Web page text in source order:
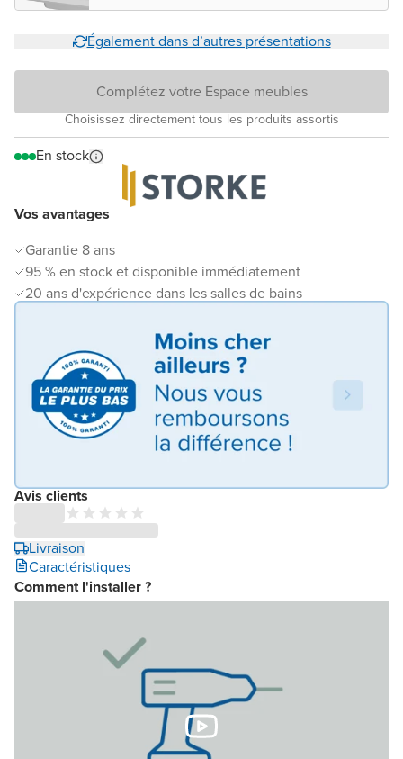
Vos avantages
Garantie 8 ans
95 % en stock et disponible immédiatement
20 ans d'expérience dans les salles de bains
Avis clients
Livraison
Caractéristiques
Comment l'installer ?
Également dans d’autres présentations
Complétez votre Espace meubles
Choisissez directement tous les produits assortis
En stock